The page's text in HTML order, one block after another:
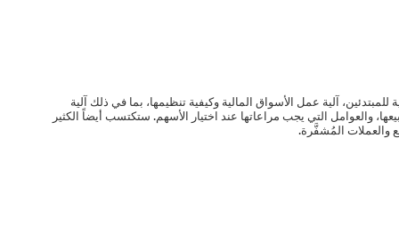
آلية عمل الأسواق المالية وكيفية تنظيمها، بما في ذلك آلية
والعوامل التي يجب مراعاتها عند اختيار الأسهم. ستكتسب أيضاً الكثير
والعملات المُشفَّرة.